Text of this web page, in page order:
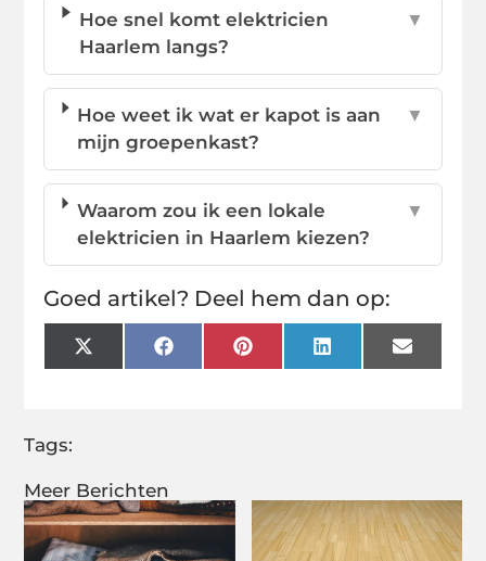
Meer Berichten
Hoe snel komt elektricien
Haarlem langs?
▼
Hoe weet ik wat er kapot is aan
mijn groepenkast?
▼
Waarom zou ik een lokale
elektricien in Haarlem kiezen?
▼
Goed artikel? Deel hem dan op:
X
(Twitter)
FacebookPinterestLinkedInEmail
Tags: